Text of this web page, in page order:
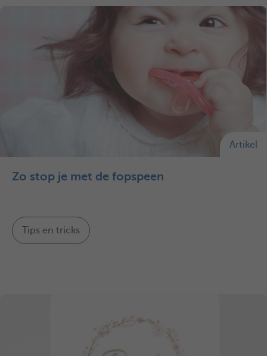
Artikel
Zo stop je met de fopspeen
Tips en tricks